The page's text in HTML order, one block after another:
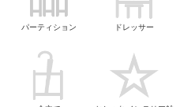
パーティション ドレッサー